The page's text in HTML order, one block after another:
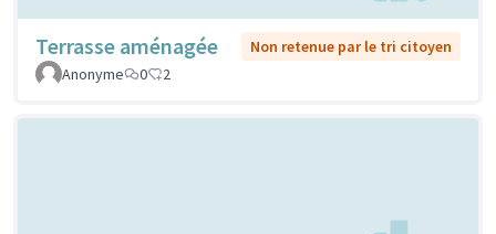
Terrasse aménagée
Non retenue par le tri citoyen
Anonyme
0 2